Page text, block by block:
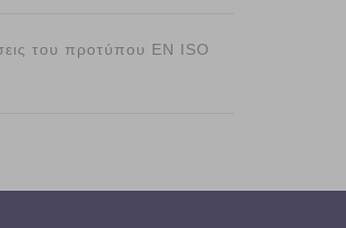
του προτύπου EN ISO